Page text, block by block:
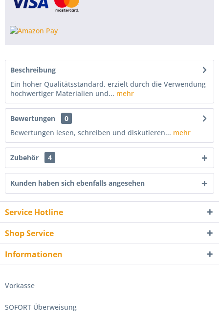
Beschreibung
Ein hoher Qualitätsstandard, erzielt durch die Verwendung
hochwertiger Materialien und... mehr
Bewertungen
0
Bewertungen lesen, schreiben und diskutieren... mehr
Zubehör 4
Kunden haben sich ebenfalls angesehen
Service Hotline
Shop Service
Informationen
Vorkasse
SOFORT Überweisung